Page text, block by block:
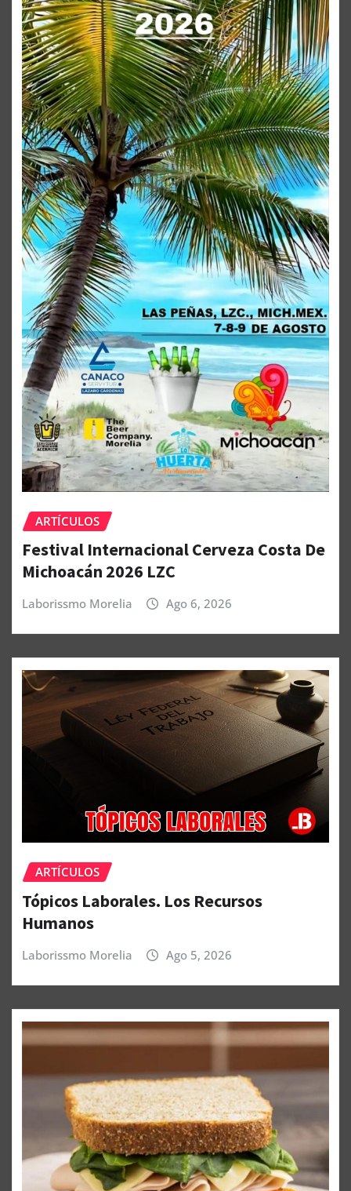
ARTÍCULOS
Festival Internacional Cerveza Costa De
Michoacán 2026 LZC
Laborissmo Morelia Ago 6, 2026
ARTÍCULOS
Tópicos Laborales. Los Recursos
Humanos
Laborissmo Morelia Ago 5, 2026